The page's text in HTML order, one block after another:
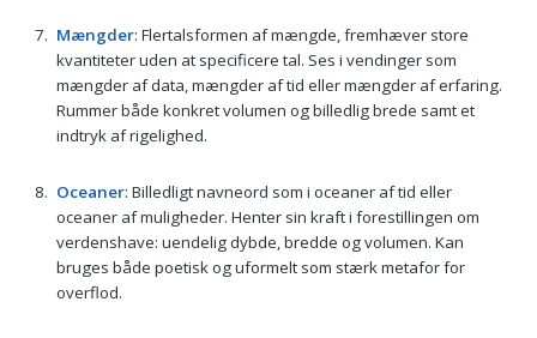
Mængder: Flertalsformen af mængde, fremhæver store
kvantiteter uden at specificere tal. Ses i vendinger som
mængder af data, mængder af tid eller mængder af erfaring.
Rummer både konkret volumen og billedlig brede samt et
indtryk af rigelighed.
Oceaner: Billedligt navneord som i oceaner af tid eller
oceaner af muligheder. Henter sin kraft i forestillingen om
verdenshave: uendelig dybde, bredde og volumen. Kan
bruges både poetisk og uformelt som stærk metafor for
overflod.